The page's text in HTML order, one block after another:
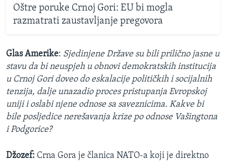
Oštre poruke Crnoj Gori: EU bi mogla
razmatrati zaustavljanje pregovora
Glas Amerike: Sjedinjene Države su bili prilično jasne u
stavu da bi neuspjeh u obnovi demokratskih institucija
u Crnoj Gori doveo do eskalacije političkih i socijalnih
tenzija, dalje unazadio proces pristupanja Evropskoj
uniji i oslabi njene odnose sa saveznicima. Kakve bi
bile posljedice nerešavanja krize po odnose Vašingtona
i Podgorice?
Džozef: Crna Gora je članica NATO-a koji je direktno